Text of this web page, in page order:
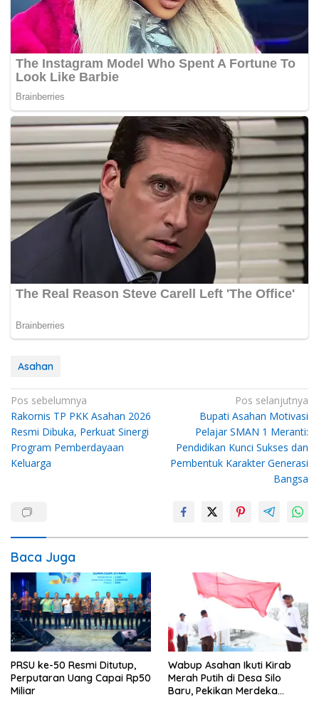
Asahan
Navigasi
pos
Pos sebelumnya
Rakornis TP PKK Asahan 2026
Resmi Dibuka, Perkuat Sinergi
Program Pemberdayaan
Keluarga
Pos selanjutnya
Bupati Asahan Motivasi
Pelajar SMAN 1 Meranti:
Pendidikan Kunci Sukses dan
Pembentuk Karakter Generasi
Bangsa
Baca Juga
PRSU ke-50 Resmi Ditutup,
Perputaran Uang Capai Rp50
Miliar
Wabup Asahan Ikuti Kirab
Merah Putih di Desa Silo
Baru, Pekikan Merdeka